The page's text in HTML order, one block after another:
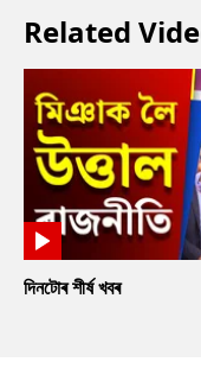
Related
দিনটোৰ শীৰ্ষ খবৰ